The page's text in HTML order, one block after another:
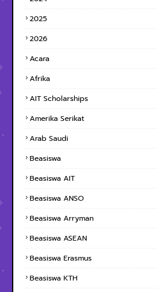
2025
2026
Acara
Afrika
AIT Scholarships
Amerika Serikat
Arab Saudi
Beasiswa
Beasiswa AIT
Beasiswa ANSO
Beasiswa Arryman
Beasiswa ASEAN
Beasiswa Erasmus
Beasiswa KTH